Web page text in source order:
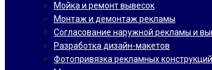
Мойка и ремонт вывесок
Монтаж и демонтаж рекламы
Согласование наружной рекламы и
Разработка дизайн-макетов
Фотопривязка рекламных